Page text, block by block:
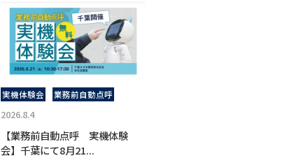
実機体験会 業務前自動点呼
2026.8.4
【業務前自動点呼 実機体験
会】千葉にて8月21...